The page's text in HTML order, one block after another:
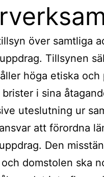
över samtliga
Tillsynen
höga etiska och
i sina
uteslutning ur
att förordna
Den
domstolen ska